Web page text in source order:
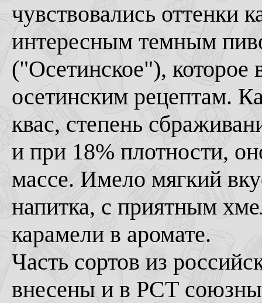
чувствовались оттенки
интересным темным
("Осетинское"),
осетинским рецептам.
квас, степень
и при 18% плотности,
массе. Имело мягкий
напитка, с приятным
карамели в аромате.
Часть сортов из
внесены и в РСТ